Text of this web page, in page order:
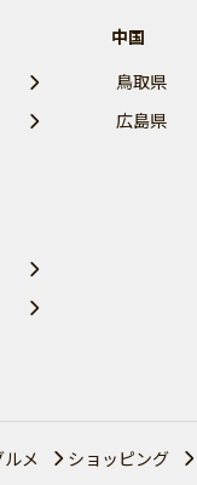
中国
鳥取県
広島県
ルメ ショッピング